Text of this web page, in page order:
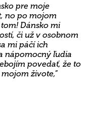
pre moje
no po mojom
Dánsko mi
či už v osobnom
mi páčí ich
nápomocný ľudia
povedať, že to
živote,”